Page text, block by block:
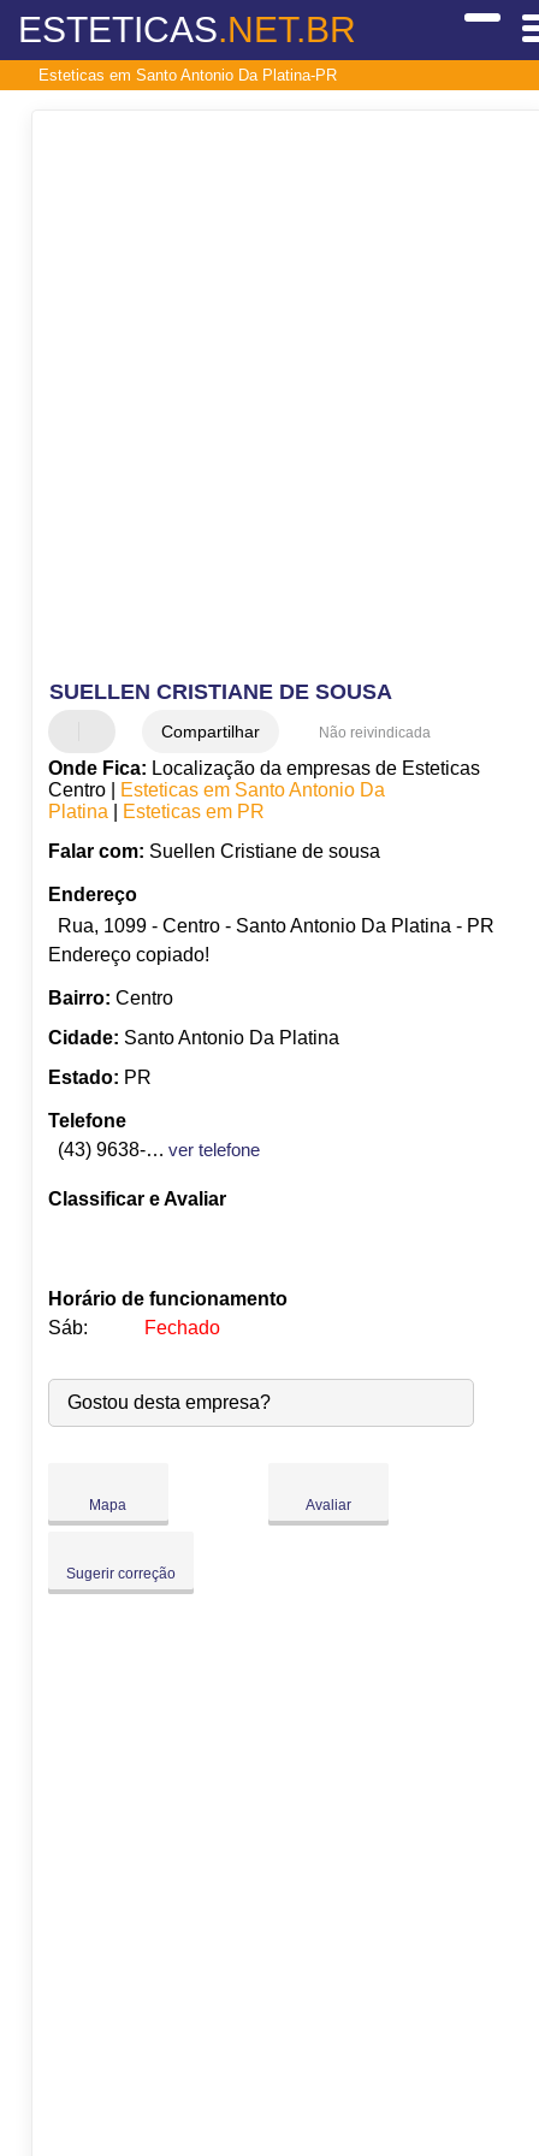
ESTETICAS.NET.BR
Esteticas em Santo Antonio Da Platina-PR
SUELLEN CRISTIANE DE SOUSA
Compartilhar Não reivindicada
Onde Fica: Localização da empresas de Esteticas
Centro |
Esteticas em Santo Antonio Da
Platina|
Esteticas em PR
Falar com: Suellen Cristiane de sousa
Endereço
Rua, 1099 - Centro - Santo Antonio Da Platina - PR
Endereço copiado!
Bairro: Centro
Cidade: Santo Antonio Da Platina
Estado: PR
Telefone
(43) 9638-1801
ver telefone
Classificar e Avaliar
Horário de funcionamento
Sáb:
Fechado
Seg: 09:00-18:00
Ter:
09:00-18:00
Qua:
09:00-18:00
Sáb:
Fechado
Gostou desta empresa?
Mapa Avaliar
Sugerir correção